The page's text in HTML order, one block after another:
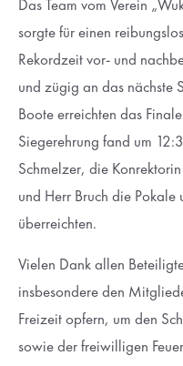
Das Team vom Verein
sorgte für einen
Rekordzeit vor- und
und zügig an das nächste
Boote erreichten das
Siegerehrung fand um
Schmelzer, die
und Herr Bruch die
überreichten.
Vielen Dank allen
insbesondere den
Freizeit opfern, um den
sowie der freiwilligen